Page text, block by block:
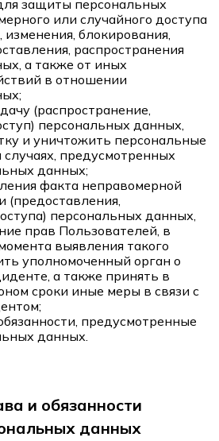
защиты персональных
или случайного доступа
блокирования,
распространения
а также от иных
в отношении
(распространение,
персональных данных,
и уничтожить персональные
предусмотренных
данных;
факта неправомерной
(предоставления,
персональных данных,
прав Пользователей, в
выявления такого
уполномоченный орган о
а также принять в
сроки иные меры в связи с
предусмотренные
данных.
и обязанности
данных